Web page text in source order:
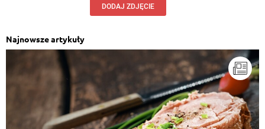
DODAJ ZDJĘCIE
Najnowsze artykuły